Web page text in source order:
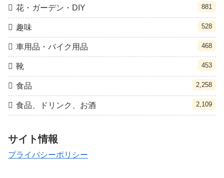
花・ガーデン・DIY 881
趣味 528
車用品・バイク用品 468
靴 453
食品 2,258
食品、ドリンク、お酒 2,109
サイト情報
プライバシーポリシー